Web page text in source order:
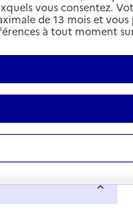
Tout déplier
vous consentez.
de 13 mois et
à tout moment